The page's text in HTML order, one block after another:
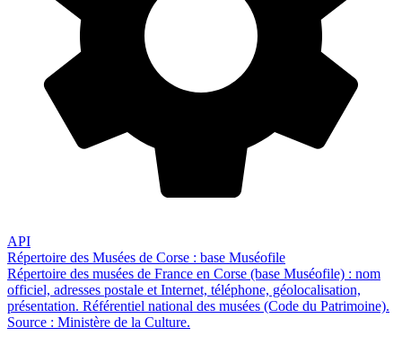
API
Répertoire des Musées de Corse : base Muséofile
Répertoire des musées de France en Corse (base Muséofile) : nom
officiel, adresses postale et Internet, téléphone, géolocalisation,
présentation. Référentiel national des musées (Code du Patrimoine).
Source : Ministère de la Culture.